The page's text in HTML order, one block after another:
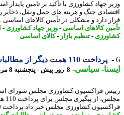
جهاد کشاورزی با تأکید بر تامین پایدار
جنگ و هزینه های حمل ونقل، ذخایر
دارد و مشکلی در تأمین کالاهای اساسی ...
کالاهای اساسی-وزیر جهاد کشاورزی-
- تنظیم بازار - کالای اساسی
پرداخت 110 همت دیگر از مطالبات گندمکاران تا 22 مرداد
-سیاسی-8 روز پیش - پنجشنبه 8 مرداد 1405، 11:10
فراکسیون کشاورزی مجلس شورای اسلامی
کشاورزی مجلس خبر داد پرداخت 110 همت دیگر ...